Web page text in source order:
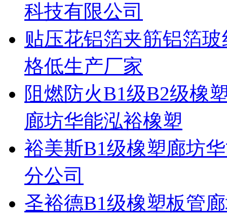
科技有限公司
贴压花铝箔夹筋铝箔
格低生产厂家
阻燃防火B1级B2级橡
廊坊华能泓裕橡塑
裕美斯B1级橡塑廊坊
分公司
圣裕德B1级橡塑板管